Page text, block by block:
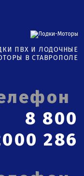
ПВХ И ЛОДОЧНЫЕ
В СТАВРОПОЛЕ
8 800
286